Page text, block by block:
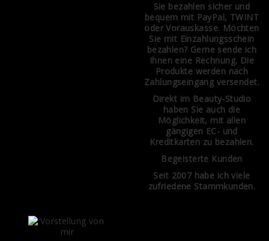
Sie bezahlen sicher und
bequem mit PayPal, TWINT
oder Vorauskasse. Möchten
Sie mit Einzahlungsschein
bezahlen? Gerne sende ich
Ihnen eine Rechnung. Die
Produkte werden nach
Zahlungseingang versendet.
Direkt im Beauty-Studio
haben Sie auch die
Möglichkeit, mit allen
gängigen EC- und
Kreditkarten zu bezahlen.
Begeisterte Kunden
Seit 2007 habe ich viele
zufriedene Stammkunden.